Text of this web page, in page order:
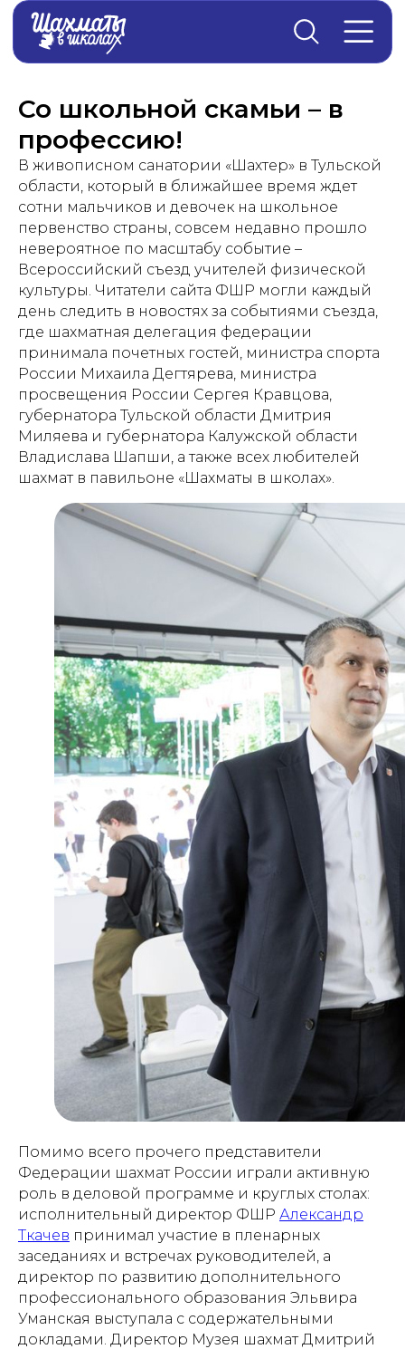
Со школьной скамьи – в
профессию!
В живописном санатории «Шахтер» в Тульской
области, который в ближайшее время ждет
сотни мальчиков и девочек на школьное
первенство страны, совсем недавно прошло
невероятное по масштабу событие –
Всероссийский съезд учителей физической
культуры. Читатели сайта ФШР могли каждый
день следить в новостях за событиями съезда,
где шахматная делегация федерации
принимала почетных гостей, министра спорта
России Михаила Дегтярева, министра
просвещения России Сергея Кравцова,
губернатора Тульской области Дмитрия
Миляева и губернатора Калужской области
Владислава Шапши, а также всех любителей
шахмат в павильоне «Шахматы в школах».
Помимо всего прочего представители
Федерации шахмат России играли активную
роль в деловой программе и круглых столах:
исполнительный директор ФШР Александр
Ткачев принимал участие в пленарных
заседаниях и встречах руководителей, а
директор по развитию дополнительного
профессионального образования Эльвира
Уманская выступала с содержательными
докладами. Директор Музея шахмат Дмитрий